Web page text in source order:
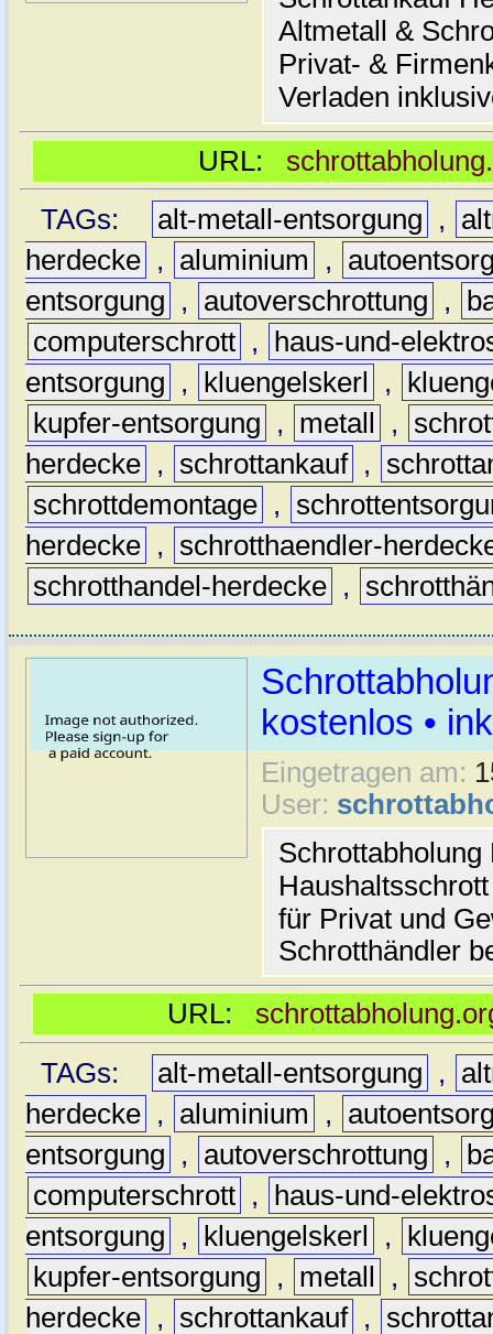
Altmetall &
Privat- &
Verladen
URL:
TAGs:
alt-metall-entsorgung ,
herdecke , aluminium ,
entsorgung
, autoverschrottung ,
computerschrott ,
haus-und-
entsorgung
, kluengelskerl ,
kupfer-entsorgung
, metall ,
herdecke , schrottankauf ,
schrottdemontage ,
herdecke ,
schrotthaendler-
schrotthandel-herdecke ,
kostenlos •
Eingetragen am:
User:
für Privat und
Schrotthändler
URL:
TAGs:
alt-metall-entsorgung ,
herdecke , aluminium ,
entsorgung
, autoverschrottung ,
computerschrott ,
haus-und-
entsorgung
, kluengelskerl ,
kupfer-entsorgung
, metall ,
herdecke , schrottankauf ,